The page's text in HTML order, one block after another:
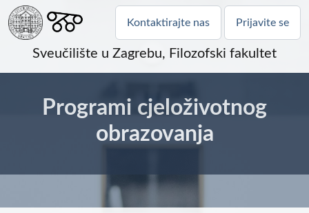
Kontaktirajte nas Prijavite se
Sveučilište u Zagrebu, Filozofski fakultet
Programi cjeloživotnog
obrazovanja